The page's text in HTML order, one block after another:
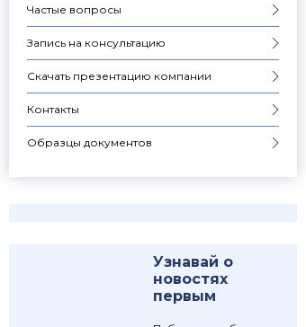
Частые вопросы
Запись на консультацию
Скачать презентацию компании
Контакты
Образцы документов
Узнавай о
новостях
первым